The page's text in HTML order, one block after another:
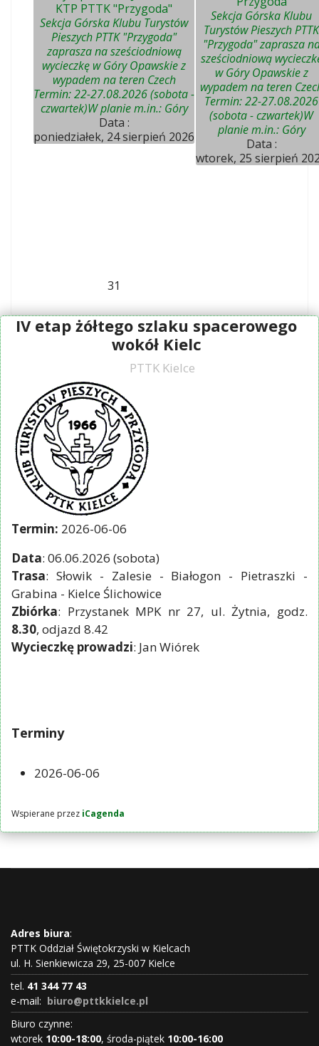
KTP PTTK "Przygoda"
Sekcja Górska Klubu Turystów
Pieszych PTTK "Przygoda"
zaprasza na sześciodniową
wycieczkę w Góry Opawskie z
wypadem na teren Czech
Termin: 22-27.08.2026 (sobota -
czwartek)W planie m.in.: Góry
Data :
poniedziałek, 24 sierpień 2026
Sekcja Górska Klubu
Turystów Pieszych PTTK
"Przygoda" zaprasza
sześciodniową
w Góry Opawskie z
wypadem na teren
Termin: 22-27.08.2026
(sobota - czwartek)W
planie m.in.: Góry
Data :
wtorek, 25 sierpień
31
IV etap żółtego szlaku spacerowego
wokół Kielc
PTTK Kielce
Termin: 2026-06-06
Data: 06.06.2026 (sobota)
Trasa: Słowik - Zalesie - Białogon - Pietraszki -
Grabina - Kielce Ślichowice
Zbiórka: Przystanek MPK nr 27, ul. Żytnia, godz.
8.30, odjazd 8.42
Wycieczkę prowadzi: Jan Wiórek
Terminy
2026-06-06
Wspierane przez iCagenda
Adres biura:
PTTK Oddział Świętokrzyski w Kielcach
ul. H. Sienkiewicza 29, 25-007 Kielce
tel. 41 344 77 43
e-mail: biuro@pttkkielce.pl
Biuro czynne:
wtorek 10:00-18:00, środa-piątek 10:00-16:00